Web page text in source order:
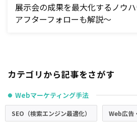
展示会の成果を最大化するノウ
アフターフォローも解説～
カテゴリから記事をさがす
● Webマーケティング手法
SEO（検索エンジン最適化） Web広告